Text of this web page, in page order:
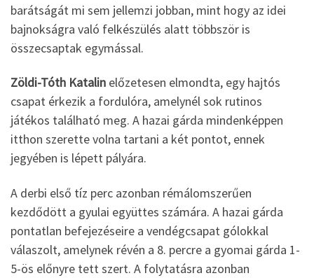
barátságát mi sem jellemzi jobban, mint hogy az idei
bajnokságra való felkészülés alatt többször is
összecsaptak egymással.
Zöldi-Tóth Katalin előzetesen elmondta, egy hajtós
csapat érkezik a fordulóra, amelynél sok rutinos
játékos található meg. A hazai gárda mindenképpen
itthon szerette volna tartani a két pontot, ennek
jegyében is lépett pályára.
A derbi első tíz perc azonban rémálomszerűen
kezdődött a gyulai együttes számára. A hazai gárda
pontatlan befejezéseire a vendégcsapat gólokkal
válaszolt, amelynek révén a 8. percre a gyomai gárda 1-
5-ös előnyre tett szert. A folytatásra azonban